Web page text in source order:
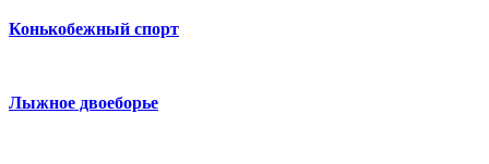
Конькобежный спорт
Лыжное двоеборье